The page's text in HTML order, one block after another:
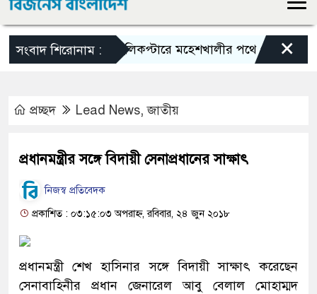
সংবাদ শিরোনাম :হেলিকপ্টারে মহেশখালীর পথে প্রধানমন্ত্রী ×
প্রচ্ছদ Lead News,জাতীয়
প্রধানমন্ত্রীর সঙ্গে বিদায়ী সেনাপ্রধানের সাক্ষাৎ
নিজস্ব প্রতিবেদক
প্রকাশিত : ০৩:১৫:০৩ অপরাহ্ন, রবিবার, ২৪ জুন ২০১৮
প্রধানমন্ত্রী শেখ হাসিনার সঙ্গে বিদায়ী সাক্ষাৎ করেছেন
সেনাবাহিনীর প্রধান জেনারেল আবু বেলাল মোহাম্মদ